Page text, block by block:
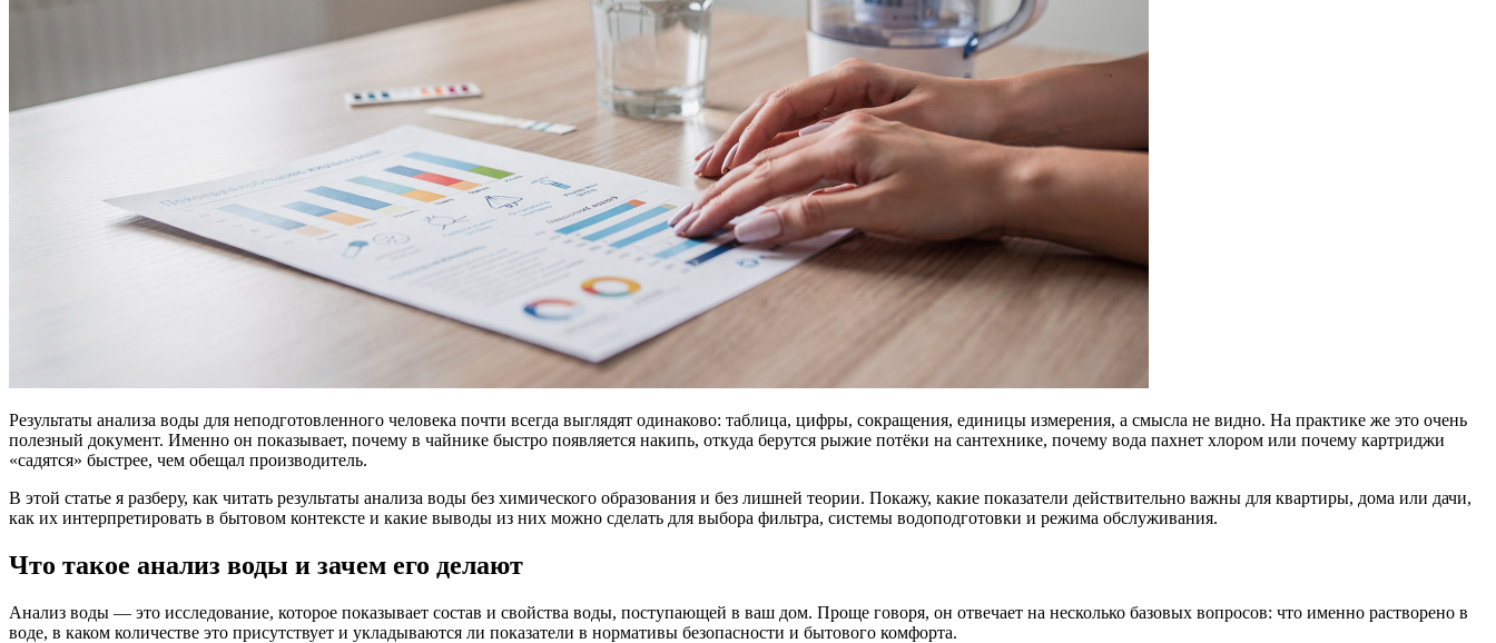
Результаты анализа воды для неподготовленного человека почти всегда выглядят одинаково: таблица, цифры, сокращения, единицы измерения, а смысла не видно. На практике же это очень
полезный документ. Именно он показывает, почему в чайнике быстро появляется накипь, откуда берутся рыжие потёки на сантехнике, почему вода пахнет хлором или почему картриджи
«садятся» быстрее, чем обещал производитель.
В этой статье я разберу, как читать результаты анализа воды без химического образования и без лишней теории. Покажу, какие показатели действительно важны для квартиры, дома или дачи,
как их интерпретировать в бытовом контексте и какие выводы из них можно сделать для выбора фильтра, системы водоподготовки и режима обслуживания.
Что такое анализ воды и зачем его делают
Анализ воды — это исследование, которое показывает состав и свойства воды, поступающей в ваш дом. Проще говоря, он отвечает на несколько базовых вопросов: что именно растворено в
воде, в каком количестве это присутствует и укладываются ли показатели в нормативы безопасности и бытового комфорта.